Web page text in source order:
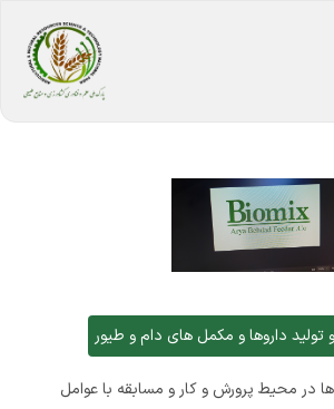
تولید داروها و مکمل های دام و طیور
در محیط پرورش و کار و مسابقه با عوامل